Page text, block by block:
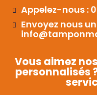
Appelez-nous :
Envoyez nous
Vous aimez
personnalisés